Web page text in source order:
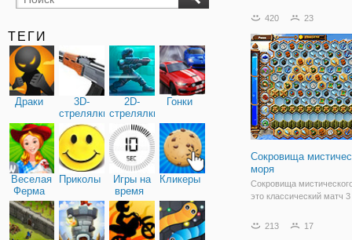
ТЕГИ
Драки
3D-
стрелялки
2D-
стрелялки
Гонки
Веселая
Ферма
Приколы
Игры на
время
Кликеры
420 23
Сокровища
моря
Сокровища
это классический матч
время будет
213 17